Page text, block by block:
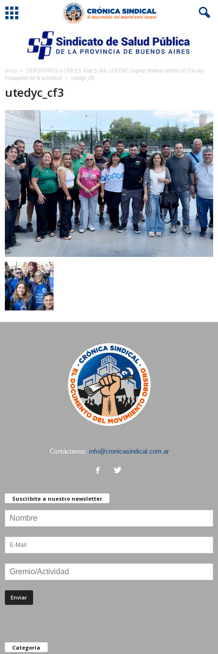
Inicio
DEPORTIVOS y CIVILES: Este 5 Feb. UTEDYC Capital Federal celebró el Día del
Trabajador de la actividad
utedyc_cf3
utedyc_cf3
Contáctanos: info@cronicasindical.com.ar
Suscribite a nuestro newsletter
Categoría